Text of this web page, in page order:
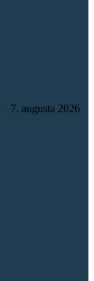
7. augusta 2026